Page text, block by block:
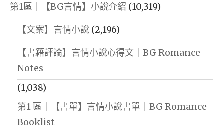
第1區｜【BG言情】小說介紹 (10,319)
【文案】言情小說 (2,196)
【書籍評論】言情小說心得文｜BG Romance
Notes
(1,038)
第1 區｜【書單】言情小說書單｜BG Romance
Booklist